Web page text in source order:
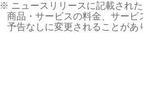
※ ニュースリリースに記載され
商品・サービスの料金、サー
予告なしに変更されることが